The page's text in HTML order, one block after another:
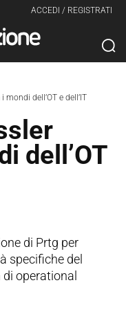
ACCEDI / REGISTRATI
mondi dell’OT e dell’IT
dell’OT
di Prtg per
specifiche del
di operational